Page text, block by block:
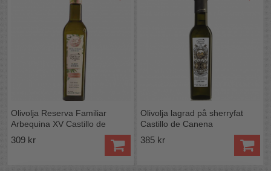
Olivolja Reserva Familiar
Arbequina XV Castillo de
Canena
309 kr
Olivolja lagrad på sherryfat
Castillo de Canena
385 kr